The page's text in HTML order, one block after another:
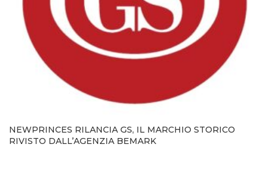
NEWPRINCES RILANCIA GS, IL MARCHIO STORICO
RIVISTO DALL’AGENZIA BEMARK